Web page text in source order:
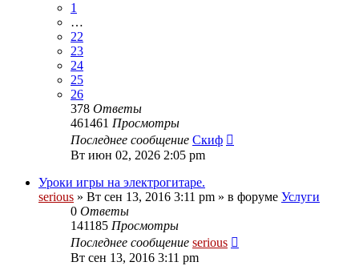
1
…
22
23
24
25
26
378 Ответы
461461 Просмотры
Последнее сообщение Скиф
Вт июн 02, 2026 2:05 pm
Уроки игры на электрогитаре.
serious » Вт сен 13, 2016 3:11 pm » в форуме Услуги
0 Ответы
141185 Просмотры
Последнее сообщение serious
Вт сен 13, 2016 3:11 pm